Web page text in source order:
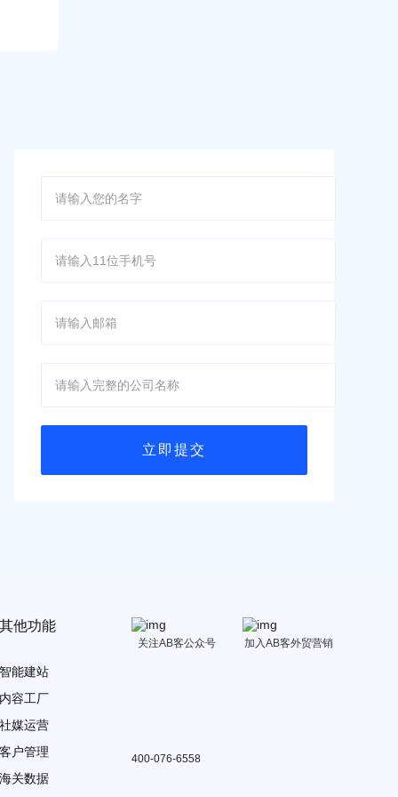
其他功能
智能建站
内容工厂
社媒运营
客户管理
海关数据
关注AB客公众号 加入AB客外贸营销
400-076-6558